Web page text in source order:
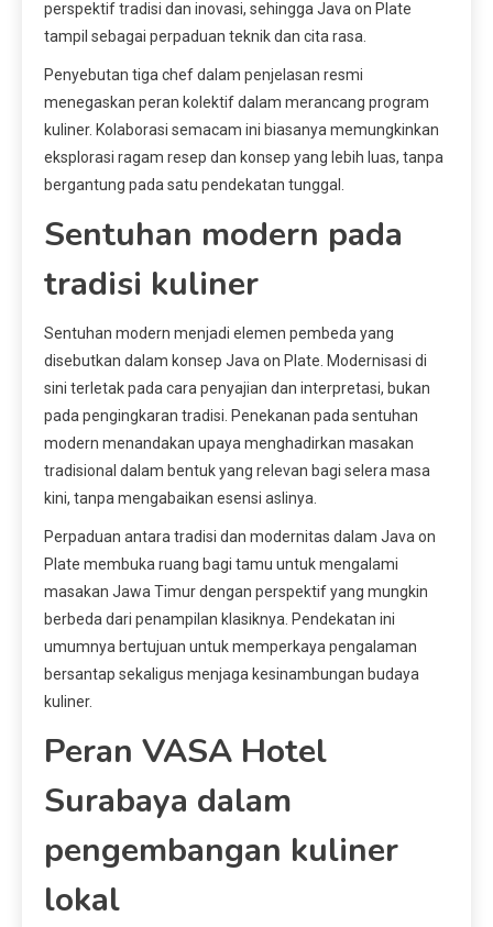
perspektif tradisi dan inovasi, sehingga Java on Plate
tampil sebagai perpaduan teknik dan cita rasa.
Penyebutan tiga chef dalam penjelasan resmi
menegaskan peran kolektif dalam merancang program
kuliner. Kolaborasi semacam ini biasanya memungkinkan
eksplorasi ragam resep dan konsep yang lebih luas, tanpa
bergantung pada satu pendekatan tunggal.
Sentuhan modern pada
tradisi kuliner
Sentuhan modern menjadi elemen pembeda yang
disebutkan dalam konsep Java on Plate. Modernisasi di
sini terletak pada cara penyajian dan interpretasi, bukan
pada pengingkaran tradisi. Penekanan pada sentuhan
modern menandakan upaya menghadirkan masakan
tradisional dalam bentuk yang relevan bagi selera masa
kini, tanpa mengabaikan esensi aslinya.
Perpaduan antara tradisi dan modernitas dalam Java on
Plate membuka ruang bagi tamu untuk mengalami
masakan Jawa Timur dengan perspektif yang mungkin
berbeda dari penampilan klasiknya. Pendekatan ini
umumnya bertujuan untuk memperkaya pengalaman
bersantap sekaligus menjaga kesinambungan budaya
kuliner.
Peran VASA Hotel
Surabaya dalam
pengembangan kuliner
lokal